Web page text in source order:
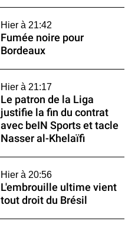
Hier à 21:42
Fumée noire pour
Bordeaux
Hier à 21:17
Le patron de la Liga
justifie la fin du contrat
avec beIN Sports et tacle
Nasser al-Khelaïfi
Hier à 20:56
L'embrouille ultime vient
tout droit du Brésil